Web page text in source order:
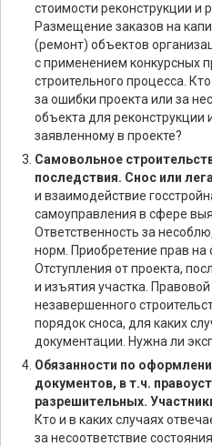
стоимости реконструкции и
Размещение заказов на
(ремонт) объектов
с применением конкурсных
строительного процесса.
за ошибки проекта или за
объекта для реконструкции
заявленному в проекте?
Самовольное
последствия. Снос или
и взаимодействие
самоуправления в сфере
Ответственность за
норм. Приобретение прав на
Отступления от проекта,
и изъятия участка.
незавершенного
порядок сноса, для каких
документации. Нужна ли
Обязанности по
документов, в т.ч.
разрешительных.
Кто и в каких случаях
за несоответствие